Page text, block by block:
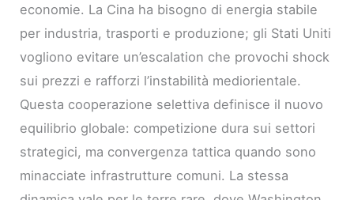
economie. La Cina ha bisogno di energia stabile
per industria, trasporti e produzione; gli Stati Uniti
vogliono evitare un’escalation che provochi shock
sui prezzi e rafforzi l’instabilità mediorientale.
Questa cooperazione selettiva definisce il nuovo
equilibrio globale: competizione dura sui settori
strategici, ma convergenza tattica quando sono
minacciate infrastrutture comuni. La stessa